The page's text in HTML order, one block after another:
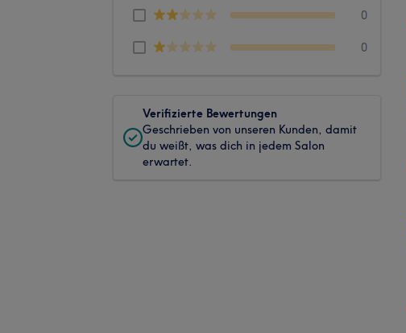
0
0
Verifizierte Bewertungen
Geschrieben von unseren Kunden, damit
du weißt, was dich in jedem Salon
erwartet.